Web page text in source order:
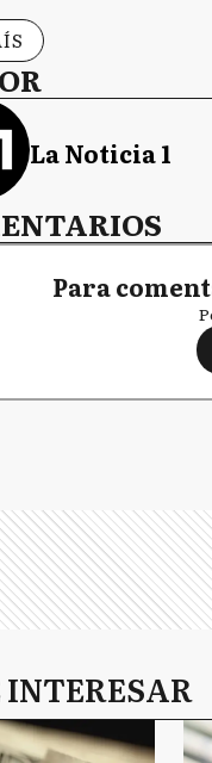
La Noticia 1
Para
INTERESAR